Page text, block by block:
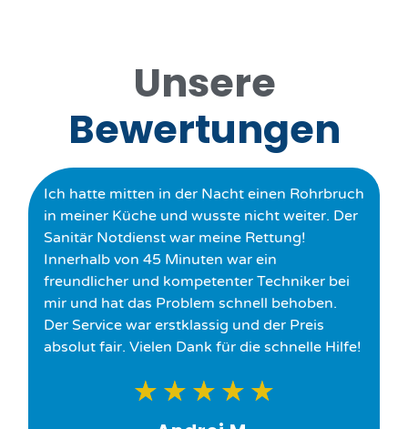
Unsere
Bewertungen
Ich hatte mitten in der Nacht einen Rohrbruch
in meiner Küche und wusste nicht weiter. Der
Sanitär Notdienst war meine Rettung!
Innerhalb von 45 Minuten war ein
freundlicher und kompetenter Techniker bei
mir und hat das Problem schnell behoben.
Der Service war erstklassig und der Preis
absolut fair. Vielen Dank für die schnelle Hilfe!
★ ★ ★ ★ ★